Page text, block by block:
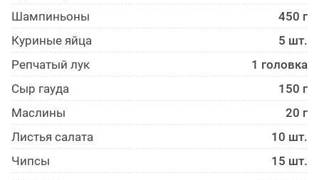
Шампиньоны
450 г
Куриные яйца
5 шт.
Репчатый лук
1 головка
Сыр гауда
150 г
Маслины
20 г
Листья салата
10 шт.
Чипсы
15 шт.